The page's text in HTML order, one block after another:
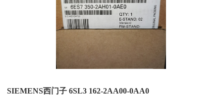
SIEMENS西门子 6SL3 162-2AA00-0AA0